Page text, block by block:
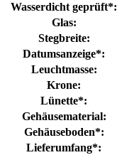
Wasserdicht geprüft*:
Glas:
Stegbreite:
Datumsanzeige*:
Leuchtmasse:
Krone:
Lünette*:
Gehäusematerial:
Gehäuseboden*:
Lieferumfang*: